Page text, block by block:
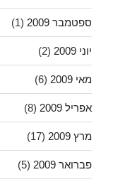
ספטמבר 2009 (1)
יוני 2009 (2)
מאי 2009 (6)
אפריל 2009 (8)
מרץ 2009 (17)
פברואר 2009 (5)